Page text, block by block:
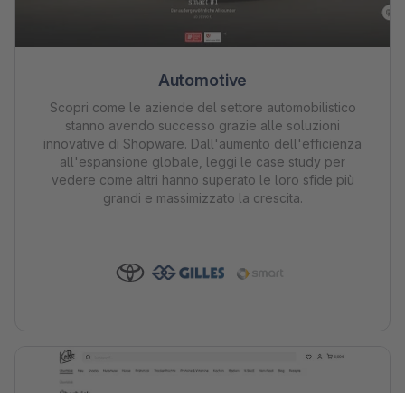
Automotive
Scopri come le aziende del settore automobilistico
stanno avendo successo grazie alle soluzioni
innovative di Shopware. Dall'aumento dell'efficienza
all'espansione globale, leggi le case study per
vedere come altri hanno superato le loro sfide più
grandi e massimizzato la crescita.